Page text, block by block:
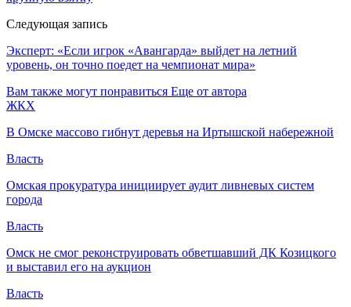
Следующая запись
Эксперт: «Если игрок «Авангарда» выйдет на летний
уровень, он точно поедет на чемпионат мира»
Вам также могут понравиться Еще от автора
ЖКХ
В Омске массово гибнут деревья на Иртышской набережной
Власть
Омская прокуратура инициирует аудит ливневых систем
города
Власть
Омск не смог реконструировать обветшавший ДК Козицкого
и выставил его на аукцион
Власть